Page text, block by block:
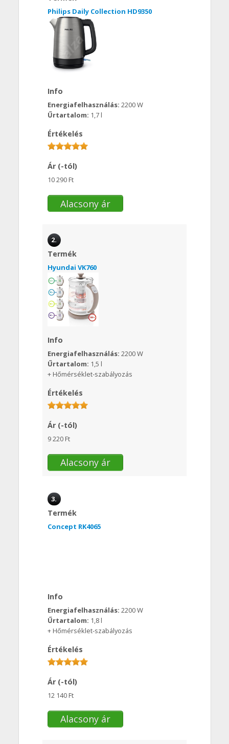
Philips Daily Collection HD9350
Info
Energiafelhasználás: 2200 W
Űrtartalom: 1,7 l
Értékelés
Ár (-tól)
10 290 Ft
Alacsony ár
2.
Termék
Hyundai VK760
Info
Energiafelhasználás: 2200 W
Űrtartalom: 1,5 l
+ Hőmérséklet-szabályozás
Értékelés
Ár (-tól)
9 220 Ft
Alacsony ár
3.
Termék
Concept RK4065
Info
Energiafelhasználás: 2200 W
Űrtartalom: 1,8 l
+ Hőmérséklet-szabályozás
Értékelés
Ár (-tól)
12 140 Ft
Alacsony ár